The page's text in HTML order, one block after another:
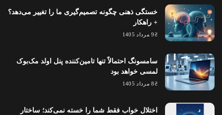
خستگی ذهنی چگونه تصمیم‌گیری ما را تغییر می‌دهد؟
+ راهکار
9 مرداد 1405
سامسونگ احتمالاً تنها تامین‌کننده پنل اولد مک‌بوک
لمسی خواهد بود
8 مرداد 1405
اختلال خواب فقط شما را خسته نمی‌کند؛ ساختار